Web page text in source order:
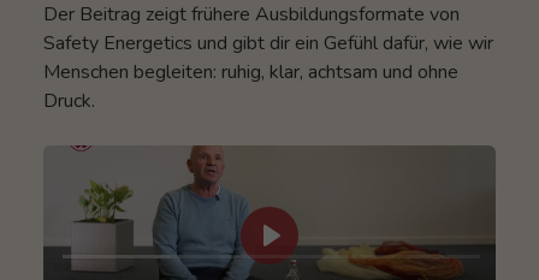
Der Beitrag zeigt frühere Ausbildungsformate von
Safety Energetics und gibt dir ein Gefühl dafür, wie wir
Menschen begleiten: ruhig, klar, achtsam und ohne
Druck.